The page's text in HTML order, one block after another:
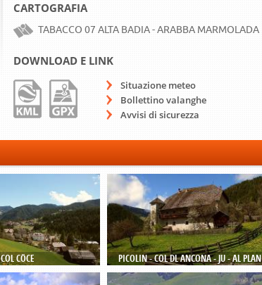
CARTOGRAFIA
TABACCO 07 ALTA BADIA - ARABBA MARMOLADA
DOWNLOAD E LINK
Situazione meteo
Bollettino valanghe
Avvisi di sicurezza
COL CÖCE PICOLIN - COL DL ANCONA - JU - AL PLAN